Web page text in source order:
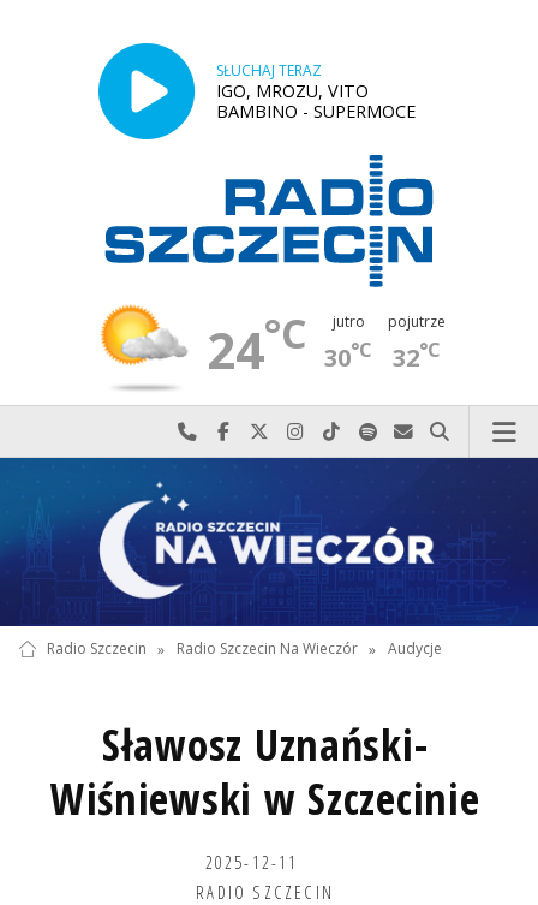
SŁUCHAJ TERAZ
IGO, MROZU, VITO
BAMBINO - SUPERMOCE
24°C jutro
30°C
pojutrze
32°C
Najlepiej po prostu do nas zadzwoń
Odwiedź nas na Facebook-u
Odwiedź nas na X
Odwiedź nas na Instagram-ie
Odwiedź nas na TikTok-u
Szukaj nas na Spotify
Wyślij do nas
Szukaj
Radio Szczecin » Radio Szczecin Na Wieczór » Audycje
Sławosz Uznański-
Wiśniewski w Szczecinie
2025-12-11
RADIO SZCZECIN